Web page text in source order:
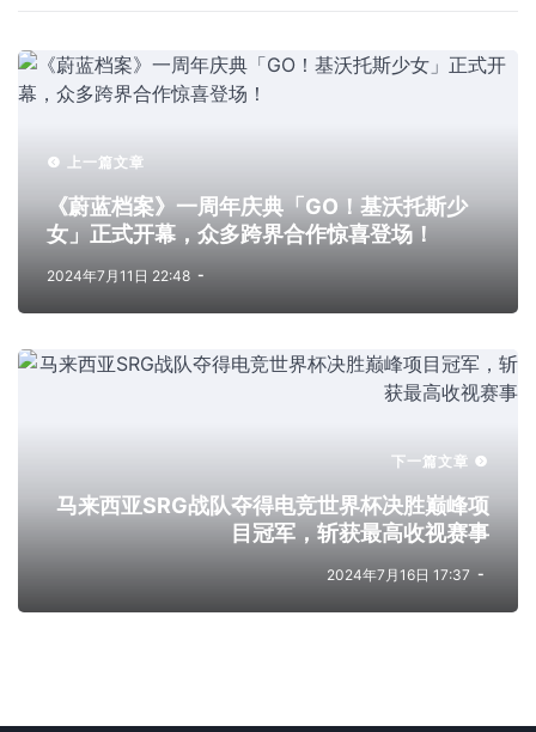
上一篇文章
《蔚蓝档案》一周年庆典「GO！基沃托斯少
女」正式开幕，众多跨界合作惊喜登场！
2024年7月11日 22:48
下一篇文章
马来西亚SRG战队夺得电竞世界杯决胜巅峰项
目冠军，斩获最高收视赛事
2024年7月16日 17:37